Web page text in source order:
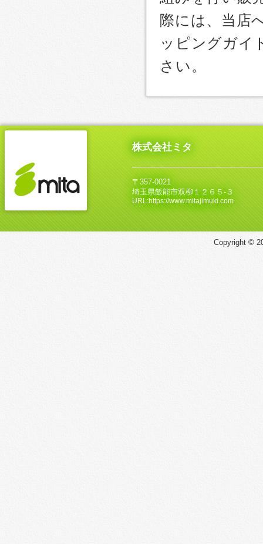
際には、当店
ッピングガイ
さい。
株式会社ミタ
〒357-0021
埼玉県飯能市双柳１２６５‐３
URL:https://www.mitajimuki.com
Copyright ©